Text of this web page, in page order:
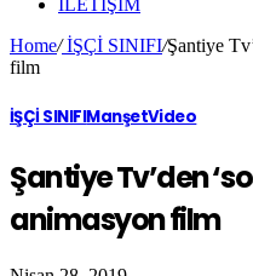
ILETIŞIM
Home/İŞÇİ SINIFI/Şantiye
film
İŞÇİ SINIFIManşetVideo
Şantiye Tv’den
animasyon film